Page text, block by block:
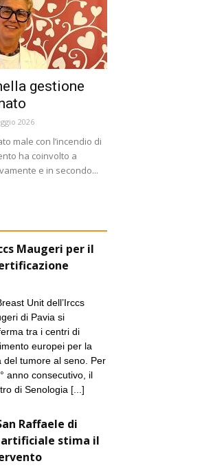
gestione
2026
male con l’incendio di
ha coinvolto a
e in secondo...
Maugeri per il
Unit dell’Irccs
di Pavia si
tra i centri di
europei per la
del tumore al seno. Per
anno consecutivo, il
di Senologia [...]
Raffaele di
stima il